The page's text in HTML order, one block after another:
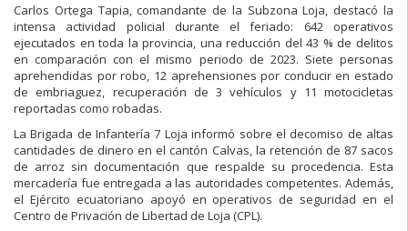
Carlos Ortega Tapia, comandante de la Subzona Loja, destacó la
intensa actividad policial durante el feriado: 642 operativos
ejecutados en toda la provincia, una reducción del 43 % de delitos
en comparación con el mismo periodo de 2023. Siete personas
aprehendidas por robo, 12 aprehensiones por conducir en estado
de embriaguez, recuperación de 3 vehículos y 11 motocicletas
reportadas como robadas.
La Brigada de Infantería 7 Loja informó sobre el decomiso de altas
cantidades de dinero en el cantón Calvas, la retención de 87 sacos
de arroz sin documentación que respalde su procedencia. Esta
mercadería fue entregada a las autoridades competentes. Además,
el Ejército ecuatoriano apoyó en operativos de seguridad en el
Centro de Privación de Libertad de Loja (CPL).